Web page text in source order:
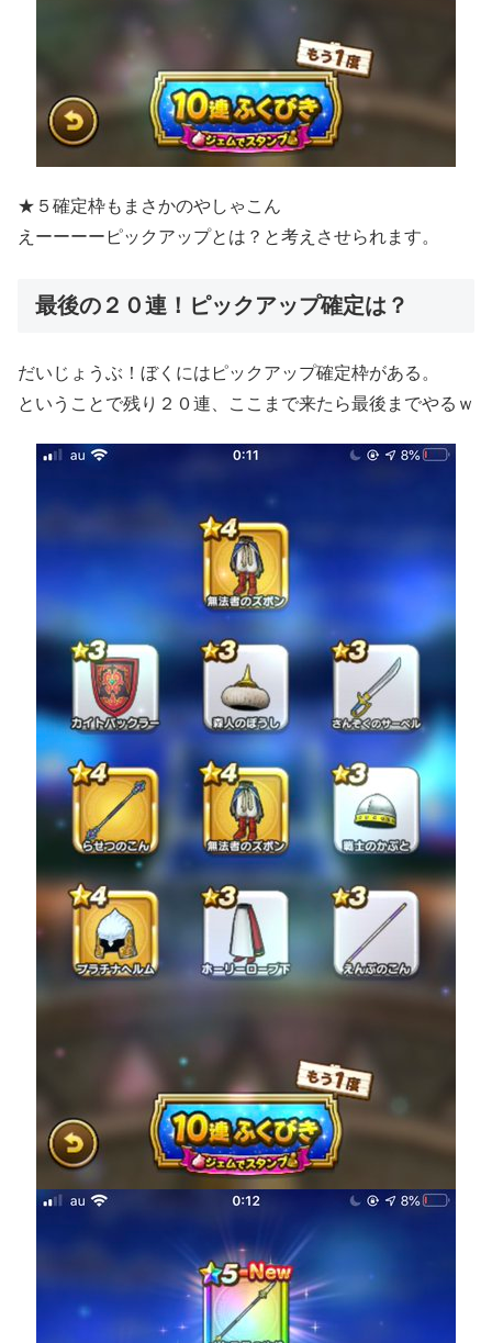
★５確定枠もまさかのやしゃこん
えーーーーピックアップとは？と考えさせられます。
最後の２０連！ピックアップ確定は？
だいじょうぶ！ぼくにはピックアップ確定枠がある。
ということで残り２０連、ここまで来たら最後までやるｗ